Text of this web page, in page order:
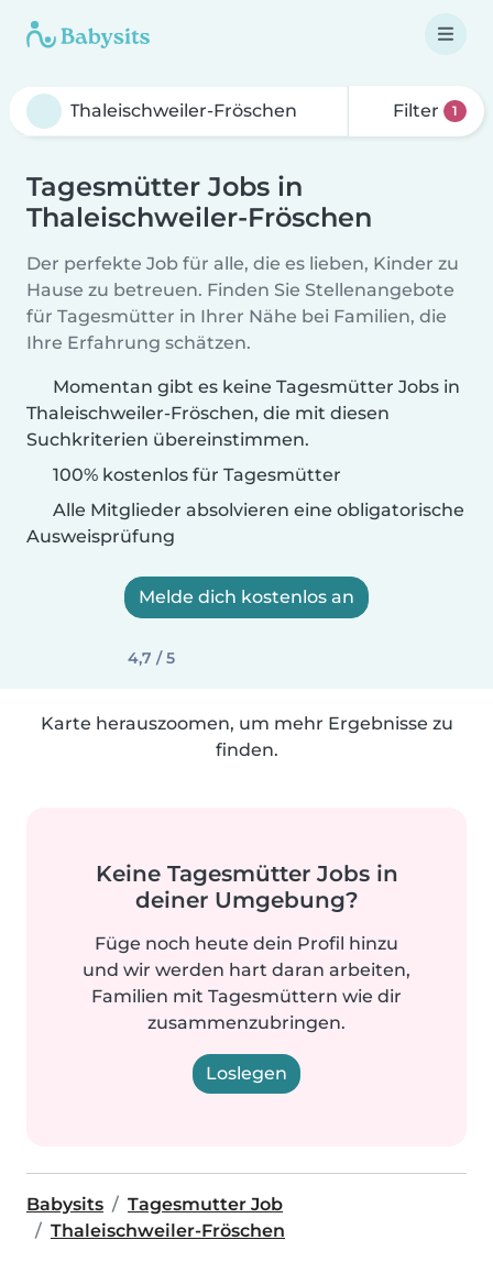
Filter 1
Tagesmütter Jobs in
Thaleischweiler-Fröschen
Der perfekte Job für alle, die es lieben, Kinder zu
Hause zu betreuen. Finden Sie Stellenangebote
für Tagesmütter in Ihrer Nähe bei Familien, die
Ihre Erfahrung schätzen.
Momentan gibt es keine Tagesmütter Jobs in
Thaleischweiler-Fröschen, die mit diesen
Suchkriterien übereinstimmen.
100% kostenlos für Tagesmütter
Alle Mitglieder absolvieren eine obligatorische
Ausweisprüfung
Melde dich kostenlos an
4,7 / 5
Karte herauszoomen, um mehr Ergebnisse zu
finden.
Keine Tagesmütter Jobs in
deiner Umgebung?
Füge noch heute dein Profil hinzu
und wir werden hart daran arbeiten,
Familien mit Tagesmüttern wie dir
zusammenzubringen.
Loslegen
Babysits
Tagesmutter Job
Thaleischweiler-Fröschen